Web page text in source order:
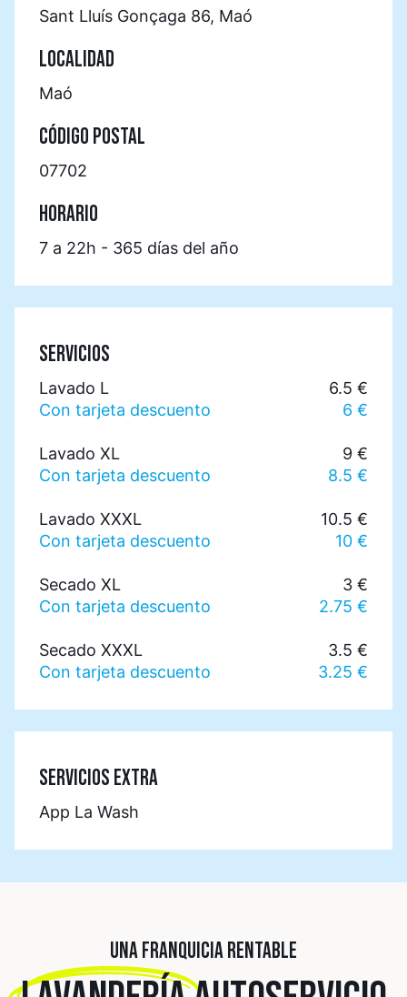
Sant Lluís Gonçaga 86, Maó
LOCALIDAD
Maó
CÓDIGO POSTAL
07702
HORARIO
7 a 22h - 365 días del año
SERVICIOS
Lavado L
6.5 €
Con tarjeta descuento
6 €
Lavado XL
9 €
Con tarjeta descuento
8.5 €
Lavado XXXL
10.5 €
Con tarjeta descuento
10 €
Secado XL
3 €
Con tarjeta descuento
2.75 €
Secado XXXL
3.5 €
Con tarjeta descuento
3.25 €
SERVICIOS EXTRA
App La Wash
UNA FRANQUICIA RENTABLE